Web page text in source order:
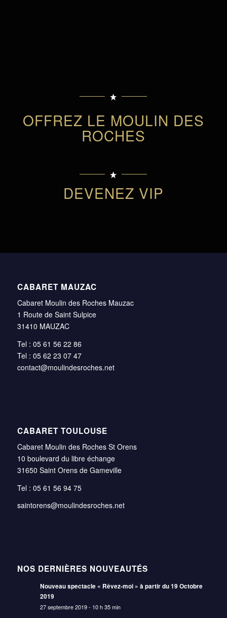
OFFREZ LE MOULIN DES
ROCHES
DEVENEZ VIP
CABARET MAUZAC
Cabaret Moulin des Roches Mauzac
1 Route de Saint Sulpice
31410 MAUZAC
Tel : 05 61 56 22 86
Tel : 05 62 23 07 47
contact@moulindesroches.net
CABARET TOULOUSE
Cabaret Moulin des Roches St Orens
10 boulevard du libre échange
31650 Saint Orens de Gameville
Tel : 05 61 56 94 75
saintorens@moulindesroches.net
NOS DERNIÈRES NOUVEAUTÉS
Nouveau spectacle « Rêvez-moi » à partir du 19 Octobre
2019
27 septembre 2019 - 10 h 35 min